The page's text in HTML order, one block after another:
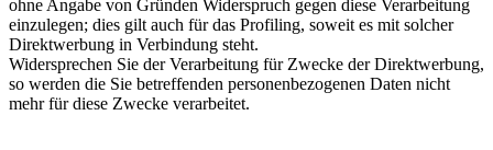
ohne Angabe von Gründen Widerspruch gegen diese Verarbeitung
einzulegen; dies gilt auch für das Profiling, soweit es mit solcher
Direktwerbung in Verbindung steht.
Widersprechen Sie der Verarbeitung für Zwecke der Direktwerbung,
so werden die Sie betreffenden personenbezogenen Daten nicht
mehr für diese Zwecke verarbeitet.